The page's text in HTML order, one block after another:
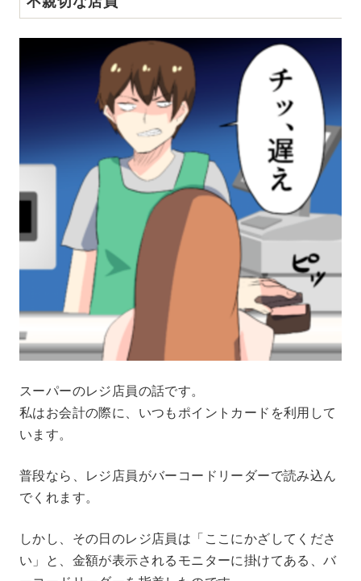
スーパーのレジ店員の話です。
私はお会計の際に、いつもポイントカードを利用して
います。
普段なら、レジ店員がバーコードリーダーで読み込ん
でくれます。
しかし、その日のレジ店員は「ここにかざしてくださ
い」と、金額が表示されるモニターに掛けてある、バ